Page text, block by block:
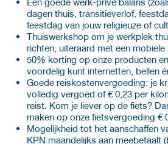
dagen thuis, transitieverlof,
feestdag van jouw religieuze of
Thuiswerkshop om je werkplek
richten, uiteraard met een
50% korting op onze producten
voordelig kunt internetten, bellen
Goede reiskostenvergoeding: je
volledig vergoed of € 0,23 per
reist. Kom je liever op de fiets?
maken op onze fietsvergoeding €
Mogelijkheid tot het aanschaffen
KPN maandelijks aan meebetaalt